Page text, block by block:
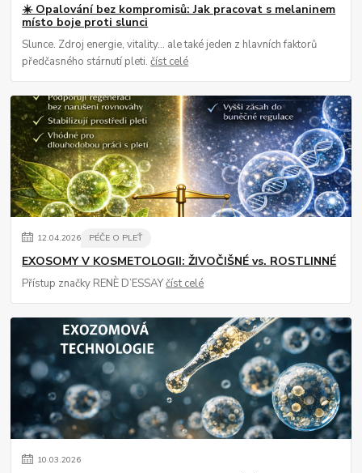
☀️ Opalování bez kompromisů: Jak pracovat s melaninem
místo boje proti slunci
Slunce. Zdroj energie, vitality… ale také jeden z hlavních faktorů
předčasného stárnutí pleti.číst celé
12.04.2026 PÉČE O PLEŤ
EXOSOMY V KOSMETOLOGII: ŽIVOČIŠNÉ vs. ROSTLINNÉ
Přístup značky RENÈ D’ESSAYčíst celé
10.03.2026